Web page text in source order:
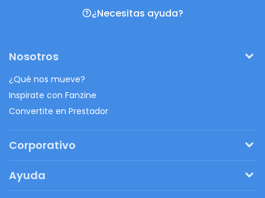
¿Necesitas ayuda?
Nosotros
¿Qué nos mueve?
Inspirate con Fanzine
Convertite en Prestador
Corporativo
Regalos originales
Ayuda